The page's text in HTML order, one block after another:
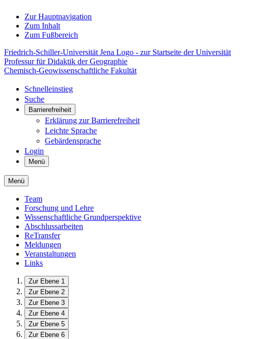
Zur Hauptnavigation
Zum Inhalt
Zum Fußbereich
Friedrich-Schiller-Universität Jena Logo - zur Startseite der Universität
Professur für Didaktik der Geographie
Chemisch-Geowissenschaftliche Fakultät
Schnelleinstieg
Suche
Barrierefreiheit
Erklärung zur Barrierefreiheit
Leichte Sprache
Gebärdensprache
Login
Menü
Menü
Team
Forschung und Lehre
Wissenschaftliche Grundperspektive
Abschlussarbeiten
ReTransfer
Meldungen
Veranstaltungen
Links
Zur Ebene 1
Zur Ebene 2
Zur Ebene 3
Zur Ebene 4
Zur Ebene 5
Zur Ebene 6